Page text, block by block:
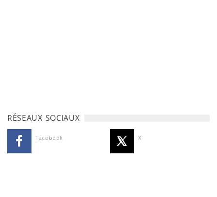
RÉSEAUX SOCIAUX
Facebook X